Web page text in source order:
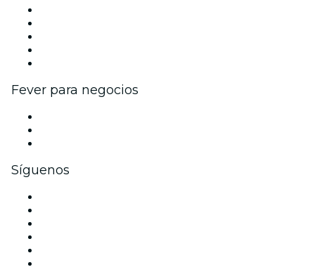
Fever para negocios
Síguenos